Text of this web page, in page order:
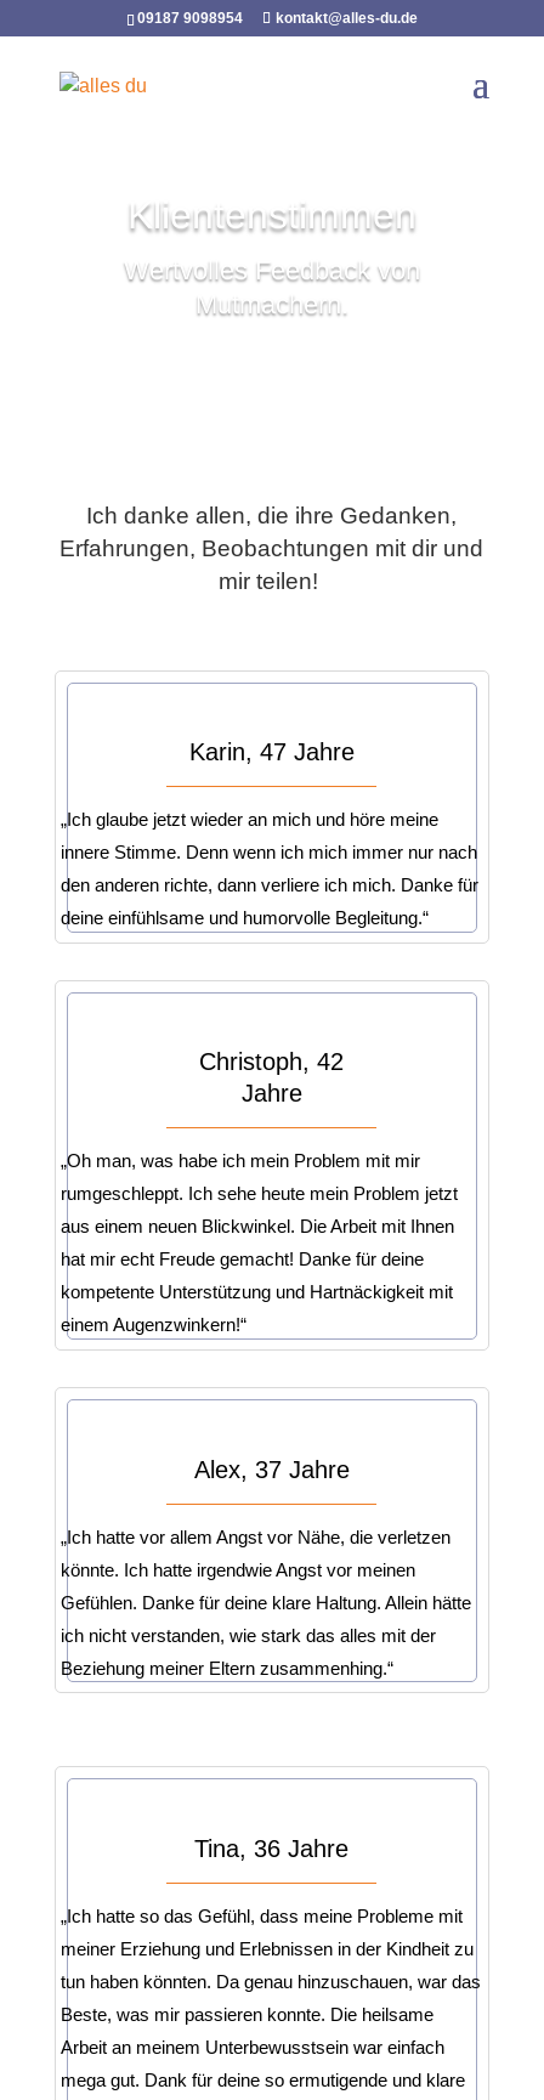
09187 9098954 kontakt@alles-du.de
Klientenstimmen
Wertvolles Feedback von
Mutmachern.
Ich danke allen, die ihre Gedanken,
Erfahrungen, Beobachtungen mit dir und
mir teilen!
Karin, 47 Jahre
„Ich glaube jetzt wieder an mich und höre meine
innere Stimme. Denn wenn ich mich immer nur nach
den anderen richte, dann verliere ich mich. Danke für
deine einfühlsame und humorvolle Begleitung.“
Christoph, 42
Jahre
„Oh man, was habe ich mein Problem mit mir
rumgeschleppt. Ich sehe heute mein Problem jetzt
aus einem neuen Blickwinkel. Die Arbeit mit Ihnen
hat mir echt Freude gemacht! Danke für deine
kompetente Unterstützung und Hartnäckigkeit mit
einem Augenzwinkern!“
Alex, 37 Jahre
„Ich hatte vor allem Angst vor Nähe, die verletzen
könnte. Ich hatte irgendwie Angst vor meinen
Gefühlen. Danke für deine klare Haltung. Allein hätte
ich nicht verstanden, wie stark das alles mit der
Beziehung meiner Eltern zusammenhing.“
Tina, 36 Jahre
„Ich hatte so das Gefühl, dass meine Probleme mit
meiner Erziehung und Erlebnissen in der Kindheit zu
tun haben könnten. Da genau hinzuschauen, war das
Beste, was mir passieren konnte. Die heilsame
Arbeit an meinem Unterbewusstsein war einfach
mega gut. Dank für deine so ermutigende und klare